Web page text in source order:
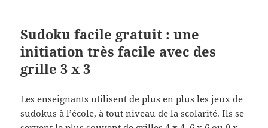
Sudoku facile gratuit : une
initiation très facile avec des
grille 3 x 3
Les enseignants utilisent de plus en plus les jeux de
sudokus à l’école, à tout niveau de la scolarité. Ils se